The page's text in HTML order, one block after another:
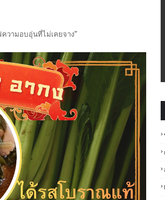
วามอบอุ่นที่ไม่เคยจาง”